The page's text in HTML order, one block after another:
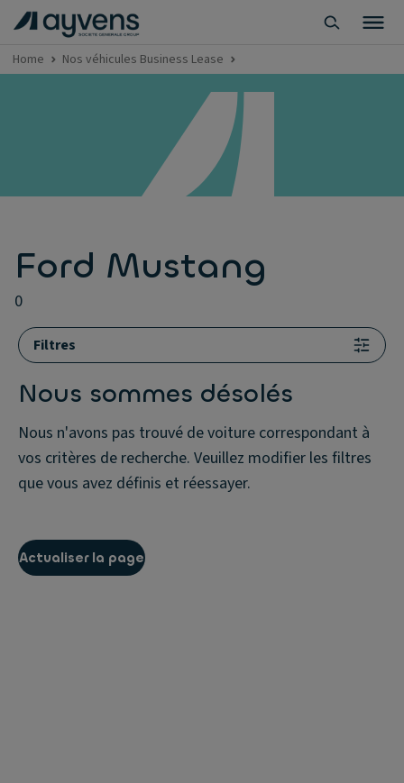
Home Nos véhicules Business Lease
Ford Mustang
0
Filtres
Nous sommes désolés
Nous n'avons pas trouvé de voiture correspondant à
vos critères de recherche. Veuillez modifier les filtres
que vous avez définis et réessayer.
Actualiser la page